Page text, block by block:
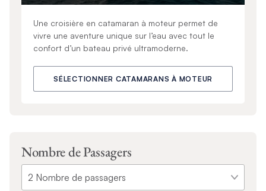
Une croisière en catamaran à moteur permet de
vivre une aventure unique sur l’eau avec tout le
confort d’un bateau privé ultramoderne.
SÉLECTIONNER CATAMARANS À MOTEUR
Nombre de Passagers